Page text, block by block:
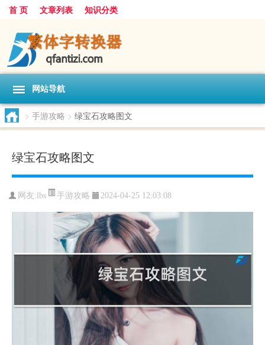
首 页 文章列表 知识分类
网站导航
> 手游攻略 > 绿宝石攻略图文
绿宝石攻略图文
网友:lbs 手游攻略 2024-04-25 12:03:08